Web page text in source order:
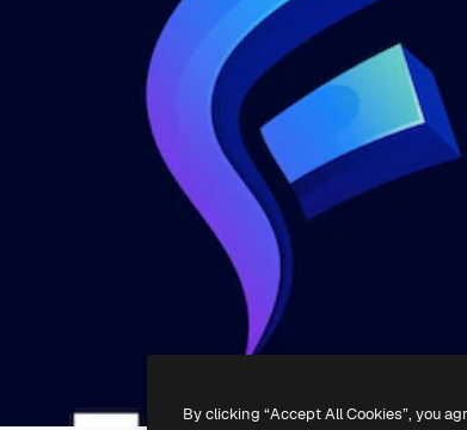
By clicking “Accept All Cookies”, you